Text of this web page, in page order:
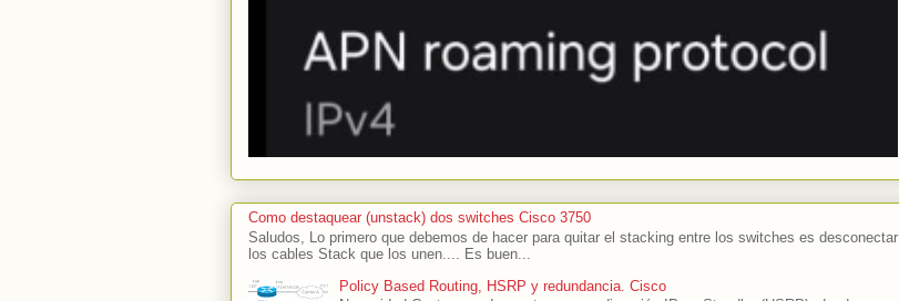
Como destaquear (unstack) dos switches Cisco 3750
Saludos, Lo primero que debemos de hacer para quitar el stacking entre los switches es desconectar
los cables Stack que los unen.... Es buen...
Policy Based Routing, HSRP y redundancia. Cisco